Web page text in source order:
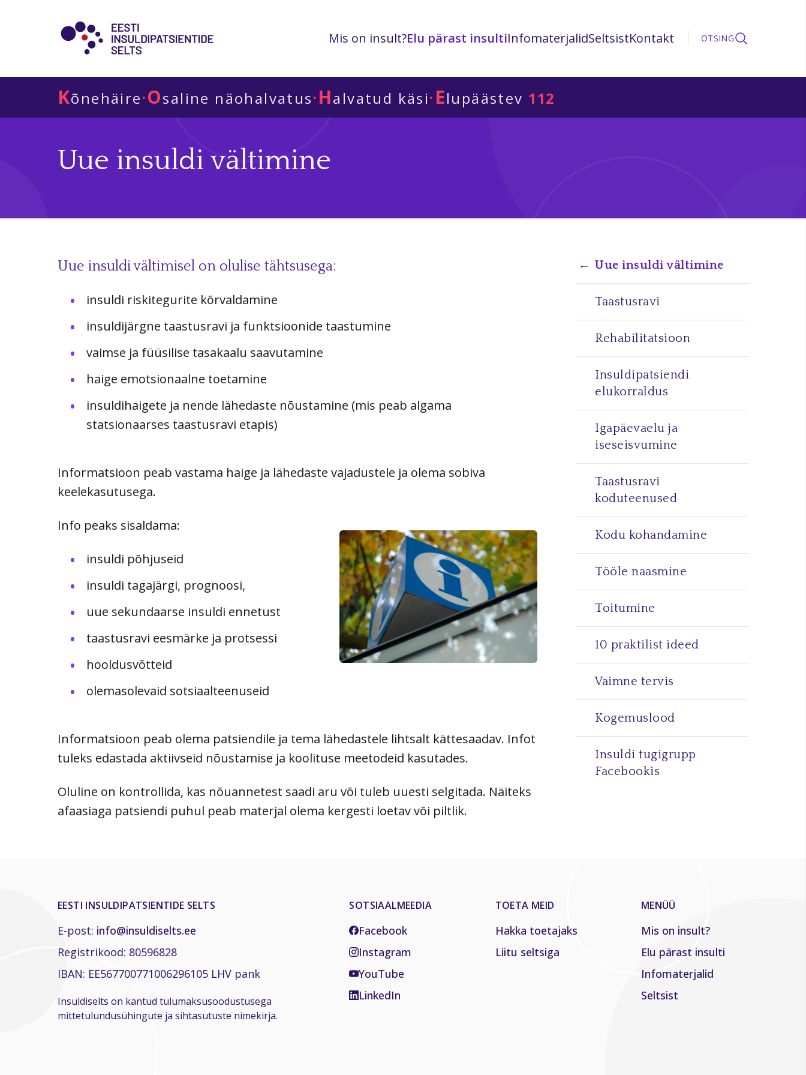
Mis on insult?Elu pärast insultiInfomaterjalidSeltsistKontakt OTSING
Kõnehäire·Osaline näohalvatus·Halvatud käsi· Elupäästev 112
Uue insuldi vältimine
Uue insuldi vältimisel on olulise tähtsusega:
insuldi riskitegurite kõrvaldamine
insuldijärgne taastusravi ja funktsioonide taastumine
vaimse ja füüsilise tasakaalu saavutamine
haige emotsionaalne toetamine
insuldihaigete ja nende lähedaste nõustamine (mis peab algama
statsionaarses taastusravi etapis)
Informatsioon peab vastama haige ja lähedaste vajadustele ja olema sobiva
keelekasutusega.
Info peaks sisaldama:
insuldi põhjuseid
insuldi tagajärgi, prognoosi,
uue sekundaarse insuldi ennetust
taastusravi eesmärke ja protsessi
hooldusvõtteid
olemasolevaid sotsiaalteenuseid
Informatsioon peab olema patsiendile ja tema lähedastele lihtsalt kättesaadav. Infot
tuleks edastada aktiivseid nõustamise ja koolituse meetodeid kasutades.
Oluline on kontrollida, kas nõuannetest saadi aru või tuleb uuesti selgitada. Näiteks
afaasiaga patsiendi puhul peab materjal olema kergesti loetav või piltlik.
Uue insuldi vältimine
Taastusravi
Rehabilitatsioon
Insuldipatsiendi
elukorraldus
Igapäevaelu ja
iseseisvumine
Taastusravi
koduteenused
Kodu kohandamine
Tööle naasmine
Toitumine
10 praktilist ideed
Vaimne tervis
Kogemuslood
Insuldi tugigrupp
Facebookis
EESTI INSULDIPATSIENTIDE SELTS
E-post: info@insuldiselts.ee
Registrikood: 80596828
IBAN: EE567700771006296105 LHV pank
Insuldiselts on kantud tulumaksusoodustusega
mittetulundusühingute ja sihtasutuste nimekirja.
SOTSIAALMEEDIA
Facebook
Instagram
YouTube
LinkedIn
TOETA MEID
Hakka toetajaks
Liitu seltsiga
MENÜÜ
Mis on insult?
Elu pärast insulti
Infomaterjalid
Seltsist